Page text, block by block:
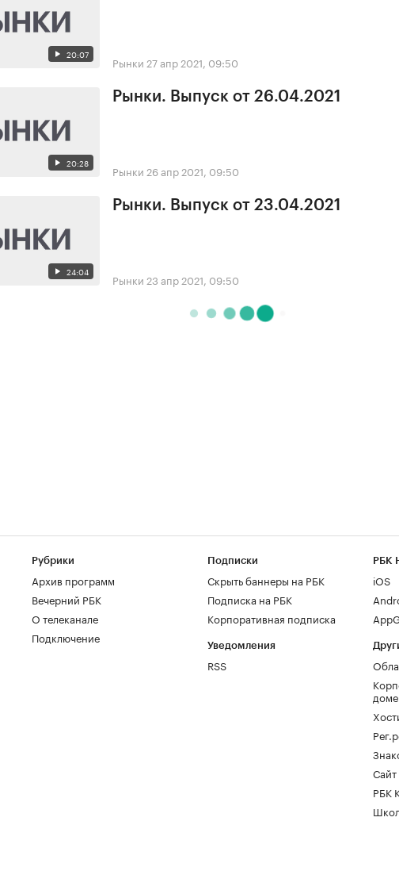
20:07 Рынки 27 апр 2021, 09:50
20:28
Рынки. Выпуск от 26.04.2021
Рынки 26 апр 2021, 09:50
24:04
Рынки. Выпуск от 23.04.2021
Рынки 23 апр 2021, 09:50
Рубрики
Архив программ
Вечерний РБК
О телеканале
Подключение
Подписки
Скрыть баннеры на РБК
Подписка на РБК
Корпоративная подписка
Уведомления
RSS
РБК
iOS
РБК